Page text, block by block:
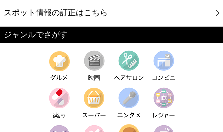
スポット情報の訂正はこちら
ジャンルでさがす